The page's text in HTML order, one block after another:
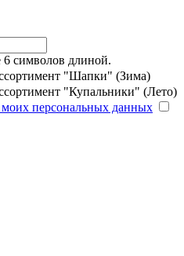
символов длиной.
"Шапки" (Зима)
"Купальники" (Лето)
моих персональных данных